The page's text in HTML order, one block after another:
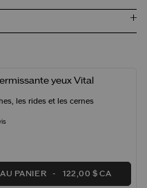
yeux Vital
les rides et les cernes
PANIER 122,00 $ CA